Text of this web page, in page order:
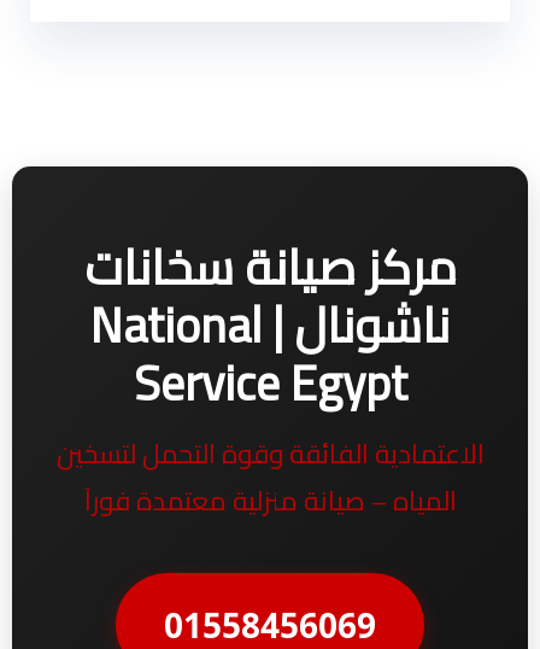
مركز صيانة سخانات
ناشونال | National
Service Egypt
الاعتمادية الفائقة وقوة التحمل لتسخين
المياه – صيانة منزلية معتمدة فوراَ
01558456069